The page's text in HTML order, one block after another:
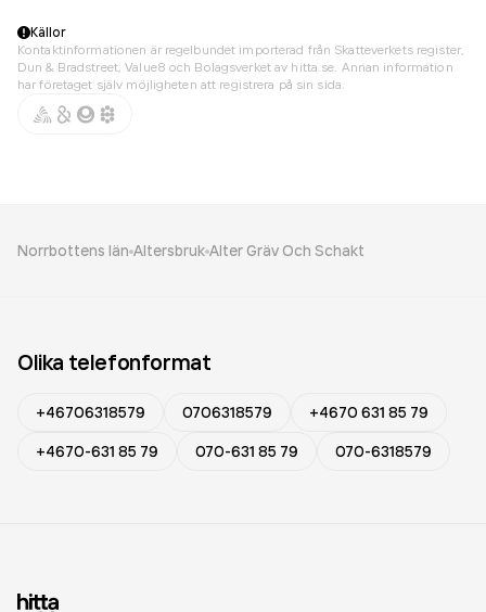
Källor
Kontaktinformationen är regelbundet importerad från Skatteverkets register,
Dun & Bradstreet, Value8 och Bolagsverket av hitta.se. Annan information
har företaget själv möjligheten att registrera på sin sida.
Norrbottens län Altersbruk Alter Gräv Och Schakt
Olika telefonformat
+46706318579 0706318579
+4670 631 85 79
+4670-631 85 79
070-631 85 79 070-6318579